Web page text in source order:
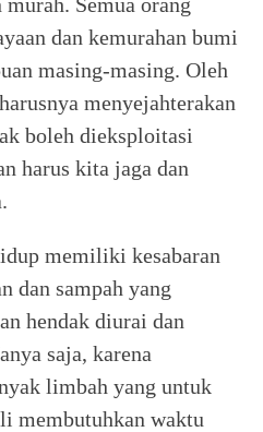
dan kemurahan bumi
masing-masing. Oleh
menyejahterakan
boleh dieksploitasi
harus kita jaga dan
memiliki kesabaran
dan sampah yang
hendak diurai dan
saja, karena
limbah yang untuk
membutuhkan waktu